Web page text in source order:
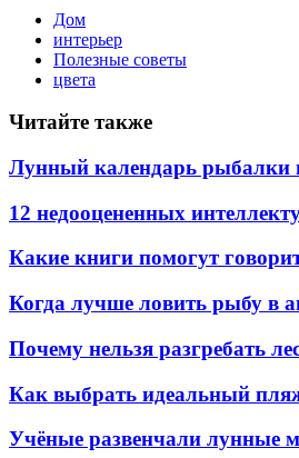
Дом
интерьер
Полезные советы
цвета
Читайте также
Лунный календарь рыбалки
12 недооцененных
Какие книги помогут
Когда лучше ловить рыбу в
Почему нельзя разгребать
Как выбрать идеальный
Учёные развенчали лунные